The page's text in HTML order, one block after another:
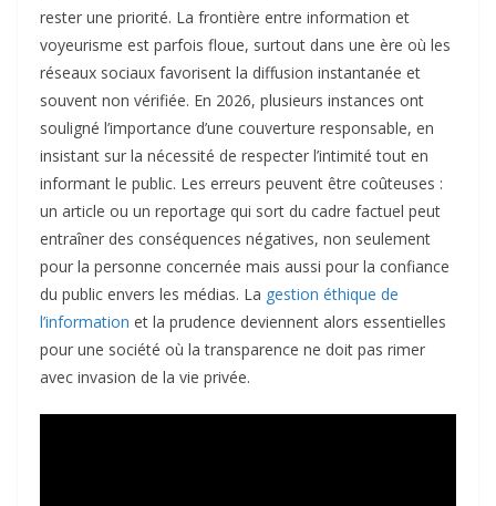
rester une priorité. La frontière entre information et
voyeurisme est parfois floue, surtout dans une ère où les
réseaux sociaux favorisent la diffusion instantanée et
souvent non vérifiée. En 2026, plusieurs instances ont
souligné l’importance d’une couverture responsable, en
insistant sur la nécessité de respecter l’intimité tout en
informant le public. Les erreurs peuvent être coûteuses :
un article ou un reportage qui sort du cadre factuel peut
entraîner des conséquences négatives, non seulement
pour la personne concernée mais aussi pour la confiance
du public envers les médias. La gestion éthique de
l’information et la prudence deviennent alors essentielles
pour une société où la transparence ne doit pas rimer
avec invasion de la vie privée.